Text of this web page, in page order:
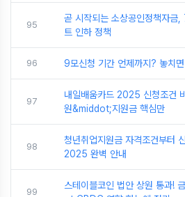
95
곧 시작되는 소상공인정책자금
트 인하 정책
96 9모신청 기간 언제까지? 놓치
97
내일배움카드 2025 신청조건
원&middot;지원금 핵심만
98
청년취업지원금 자격조건부터
2025 완벽 안내
99
스테이블코인 법안 상원 통과!